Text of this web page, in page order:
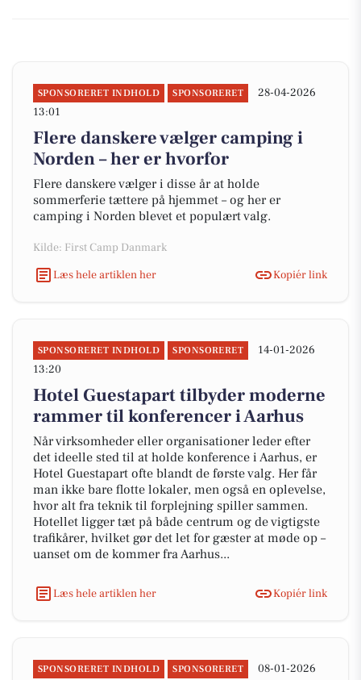
SPONSORERET INDHOLD SPONSORERET
28-04-2026
13:01
Flere danskere vælger camping i
Norden – her er hvorfor
Flere danskere vælger i disse år at holde
sommerferie tættere på hjemmet – og her er
camping i Norden blevet et populært valg.
Kilde: First Camp Danmark
Læs hele artiklen her
Kopiér link
SPONSORERET INDHOLD SPONSORERET
14-01-2026
13:20
Hotel Guestapart tilbyder moderne
rammer til konferencer i Aarhus
Når virksomheder eller organisationer leder efter
det ideelle sted til at holde konference i Aarhus, er
Hotel Guestapart ofte blandt de første valg. Her får
man ikke bare flotte lokaler, men også en oplevelse,
hvor alt fra teknik til forplejning spiller sammen.
Hotellet ligger tæt på både centrum og de vigtigste
trafikårer, hvilket gør det let for gæster at møde op –
uanset om de kommer fra Aarhus...
Læs hele artiklen her Kopiér link
SPONSORERET INDHOLD SPONSORERET
08-01-2026